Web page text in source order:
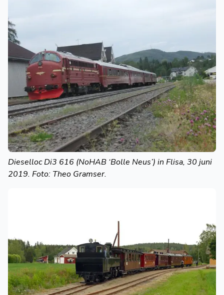
Dieselloc Di3 616 (NoHAB ‘Bolle Neus’) in Flisa, 30 juni
2019. Foto: Theo Gramser.